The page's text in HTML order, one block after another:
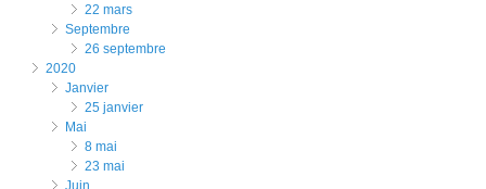
22 mars
septembre
26 septembre
2020
janvier
25 janvier
mai
8 mai
23 mai
juin